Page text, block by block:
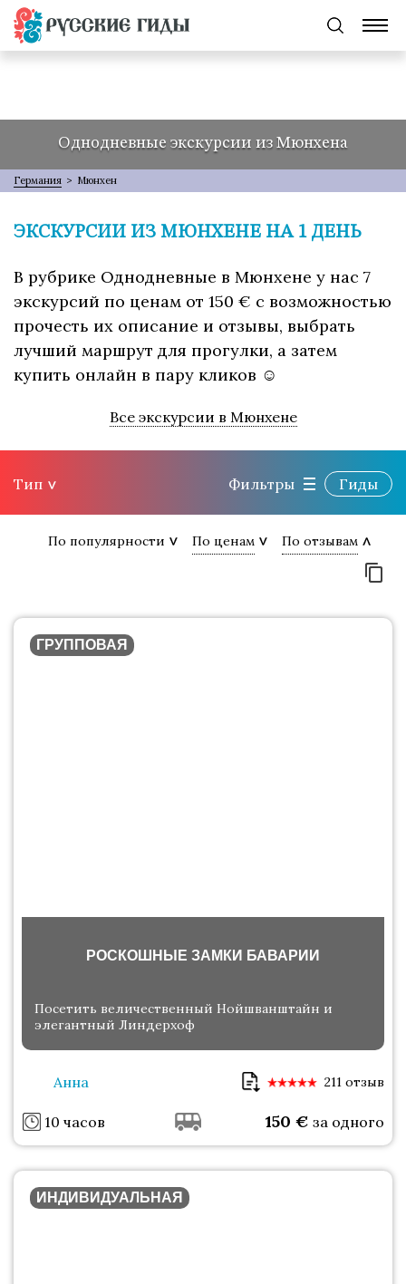
Однодневные экскурсии из Мюнхена
Германия > Мюнхен
ЭКСКУРСИИ ИЗ МЮНХЕНЕ НА 1 ДЕНЬ
В рубрике Однодневные в Мюнхене у нас 7
экскурсий по ценам от 150 € с возможностью
прочесть их описание и отзывы, выбрать
лучший маршрут для прогулки, а затем
купить онлайн в пару кликов ☺
Все экскурсии в Мюнхене
Тип Фильтры Гиды
По популярности По ценам По отзывам
ГРУППОВАЯ
РОСКОШНЫЕ ЗАМКИ БАВАРИИ
Посетить величественный Нойшванштайн и
элегантный Линдерхоф
Анна 211 отзыв
10 часов 150 € за одного
ИНДИВИДУАЛЬНАЯ